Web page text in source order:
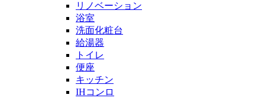
リノベーション
浴室
洗面化粧台
給湯器
トイレ
便座
キッチン
IHコンロ